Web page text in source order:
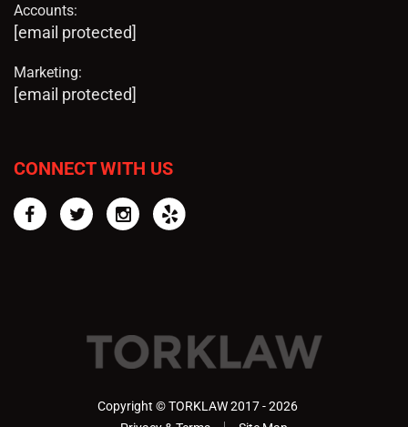
Accounts:
[email protected]
Marketing:
[email protected]
CONNECT WITH US
FacebookTwitterInstagram
Copyright © TORKLAW 2017 - 2026